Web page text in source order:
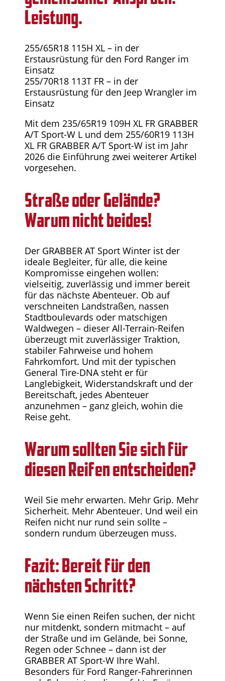
Leistung.
255/65R18 115H XL – in der
Erstausrüstung für den Ford Ranger im
Einsatz
255/70R18 113T FR – in der
Erstausrüstung für den Jeep Wrangler im
Einsatz
Mit dem 235/65R19 109H XL FR GRABBER
A/T Sport-W L und dem 255/60R19 113H
XL FR GRABBER A/T Sport-W ist im Jahr
2026 die Einführung zwei weiterer Artikel
vorgesehen.
Straße oder Gelände?
Warum nicht beides!
Der GRABBER AT Sport Winter ist der
ideale Begleiter, für alle, die keine
Kompromisse eingehen wollen:
vielseitig, zuverlässig und immer bereit
für das nächste Abenteuer. Ob auf
verschneiten Landstraßen, nassen
Stadtboulevards oder matschigen
Waldwegen – dieser All-Terrain-Reifen
überzeugt mit zuverlässiger Traktion,
stabiler Fahrweise und hohem
Fahrkomfort. Und mit der typischen
General Tire-DNA steht er für
Langlebigkeit, Widerstandskraft und der
Bereitschaft, jedes Abenteuer
anzunehmen – ganz gleich, wohin die
Reise geht.
Warum sollten Sie sich für
diesen Reifen entscheiden?
Weil Sie mehr erwarten. Mehr Grip. Mehr
Sicherheit. Mehr Abenteuer. Und weil ein
Reifen nicht nur rund sein sollte –
sondern rundum überzeugen muss.
Fazit: Bereit für den
nächsten Schritt?
Wenn Sie einen Reifen suchen, der nicht
nur mitdenkt, sondern mitmacht – auf
der Straße und im Gelände, bei Sonne,
Regen oder Schnee – dann ist der
GRABBER AT Sport-W Ihre Wahl.
Besonders für Ford Ranger-Fahrerinnen